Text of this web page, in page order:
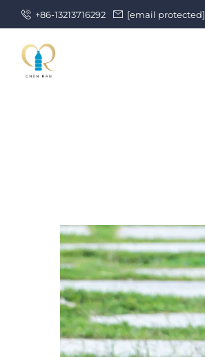
+86-13213716292 [email protected]